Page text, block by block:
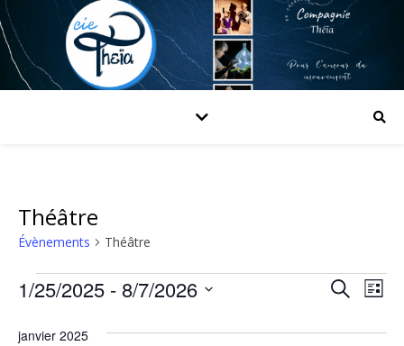
Théâtre
Évènements Théâtre
Évènements
et
Recherche
Liste
1/25/2025 - 8/7/2026
une
janvier 2025